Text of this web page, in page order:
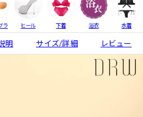
ラ ヒール 下着 浴衣 水着
明 サイズ/詳細 レビュー